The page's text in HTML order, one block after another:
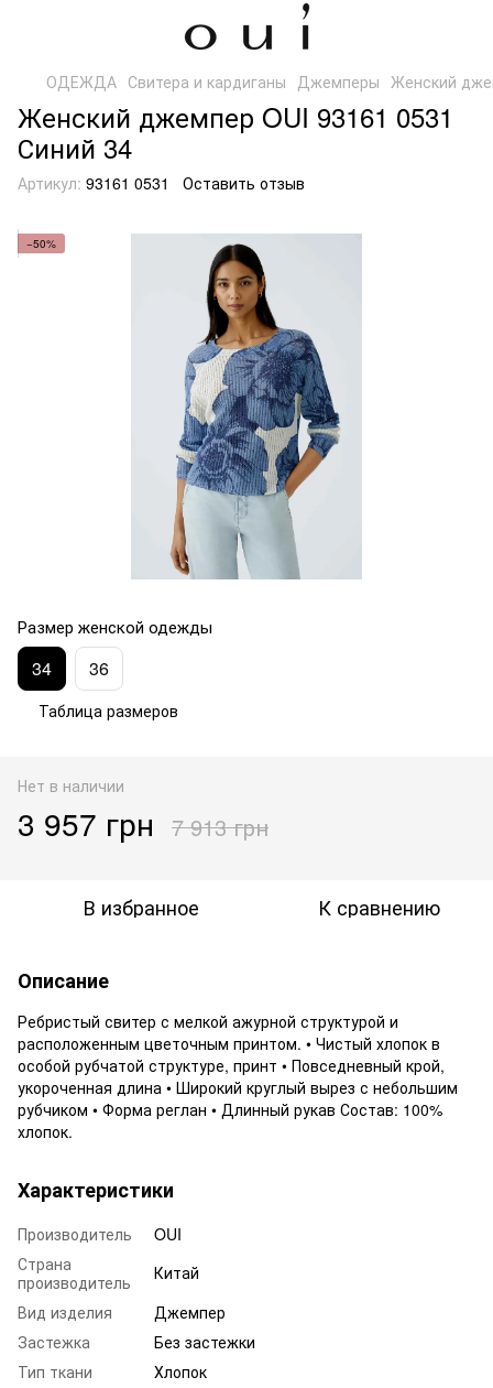
ОДЕЖДА Свитера и кардиганы Джемперы Женский
Женский джемпер OUI 93161 0531
Синий 34
Артикул: 93161 0531 Оставить отзыв
−50%
Размер женской одежды
34 36
Таблица размеров
Нет в наличии
3 957 грн 7 913 грн
В избранное К сравнению
Описание
Ребристый свитер с мелкой ажурной структурой и
расположенным цветочным принтом. • Чистый хлопок в
особой рубчатой структуре, принт • Повседневный крой,
укороченная длина • Широкий круглый вырез с небольшим
рубчиком • Форма реглан • Длинный рукав Состав: 100%
хлопок.
Характеристики
Производитель
OUI
Страна
производитель
Китай
Вид изделия
Джемпер
Застежка
Без застежки
Тип ткани
Хлопок